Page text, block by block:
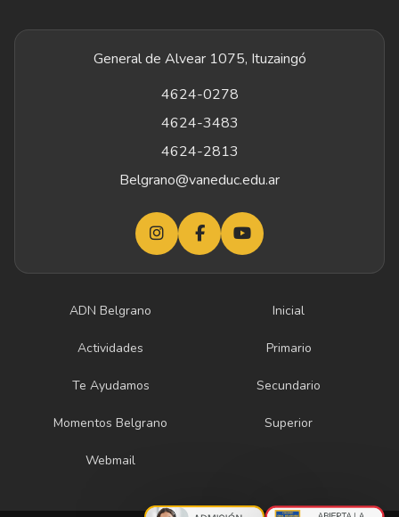
General de Alvear 1075, Ituzaingó
4624-0278
4624-3483
4624-2813
Belgrano@vaneduc.edu.ar
ADN Belgrano Inicial
Actividades Primario
Te Ayudamos Secundario
Momentos Belgrano Superior
Webmail